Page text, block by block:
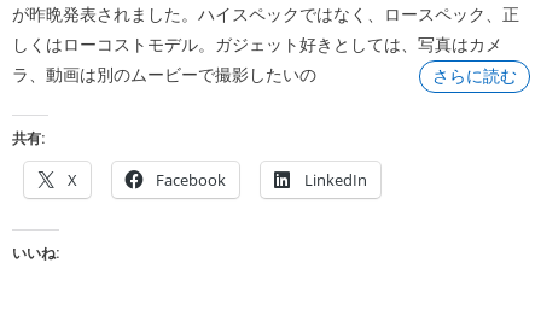
が昨晩発表されました。ハイスペックではなく、ロースペック、正
しくはローコストモデル。ガジェット好きとしては、写真はカメ
ラ、動画は別のムービーで撮影したいの
さらに読む
共有:
X Facebook LinkedIn
いいね: